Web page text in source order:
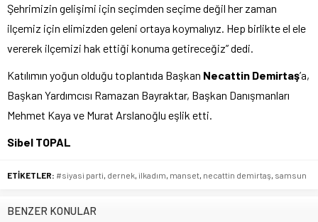
Şehrimizin gelişimi için seçimden seçime değil her zaman
ilçemiz için elimizden geleni ortaya koymalıyız. Hep birlikte el ele
vererek ilçemizi hak ettiği konuma getireceğiz” dedi.
Katılımın yoğun olduğu toplantıda Başkan Necattin Demirtaş’a,
Başkan Yardımcısı Ramazan Bayraktar, Başkan Danışmanları
Mehmet Kaya ve Murat Arslanoğlu eşlik etti.
Sibel TOPAL
ETİKETLER: #siyasi parti, dernek, ilkadım, manset, necattin demirtaş, samsun
BENZER KONULAR